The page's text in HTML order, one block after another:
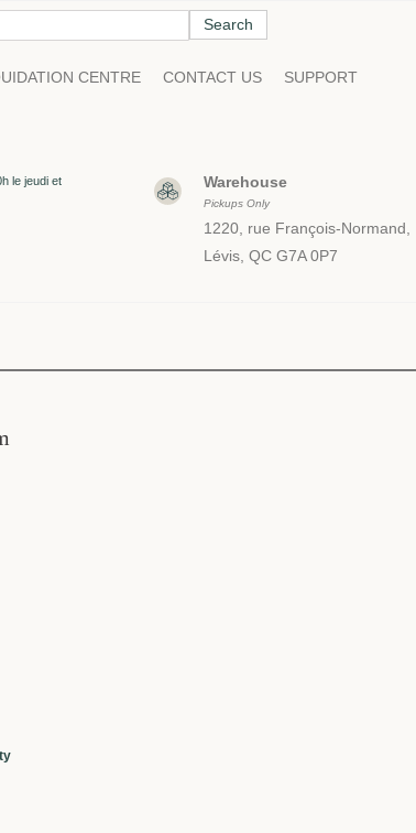
CENTRE CONTACT US SUPPORT
Search
le jeudi et
Warehouse
Pickups Only
1220, rue François-Normand,
Lévis, QC G7A 0P7